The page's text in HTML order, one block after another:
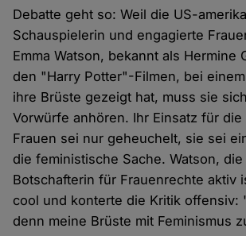
Debatte geht so: Weil die US-
Schauspielerin und engagierte
Emma Watson, bekannt als Hermine
den "Harry Potter"-Filmen, bei
ihre Brüste gezeigt hat, muss sie
Vorwürfe anhören. Ihr Einsatz für die
Frauen sei nur geheuchelt, sie sei
die feministische Sache. Watson,
Botschafterin für Frauenrechte aktiv
cool und konterte die Kritik offensiv:
denn meine Brüste mit Feminismus